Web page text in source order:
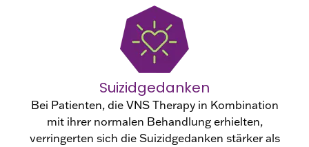
Suizidgedanken
Bei Patienten, die VNS Therapy in Kombination
mit ihrer normalen Behandlung erhielten,
verringerten sich die Suizidgedanken stärker als